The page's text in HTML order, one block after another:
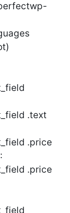
.text
.price
.price